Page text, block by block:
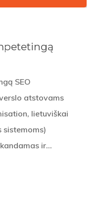
SEO
atstovams
lietuviškai
sistemoms)
ir…